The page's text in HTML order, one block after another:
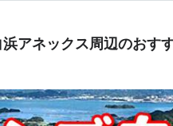
浜アネックス周辺のおす